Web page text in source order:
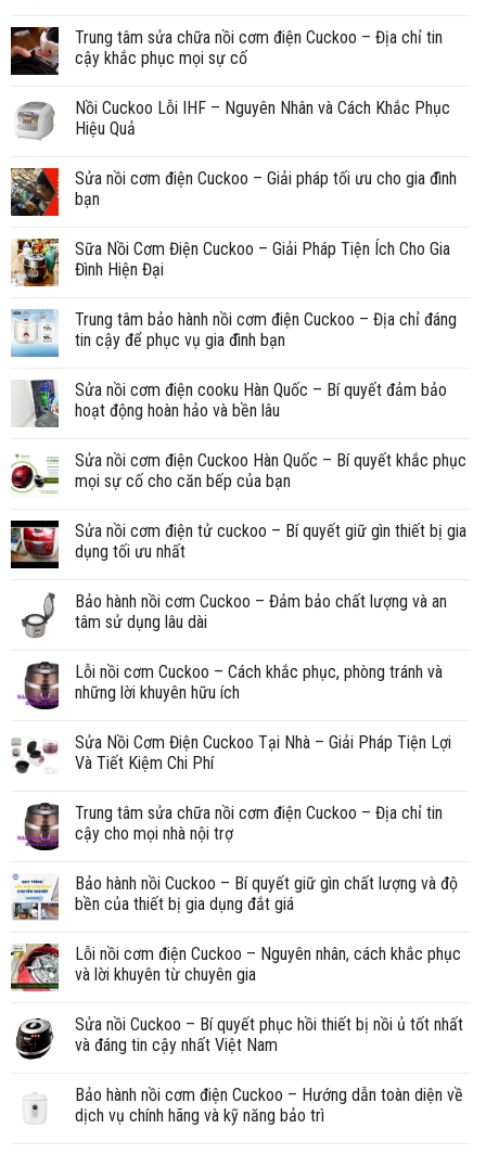
Trung tâm sửa chữa nồi cơm điện Cuckoo – Địa chỉ tin
cậy khắc phục mọi sự cố
Nồi Cuckoo Lỗi IHF – Nguyên Nhân và Cách Khắc Phục
Hiệu Quả
Sửa nồi cơm điện Cuckoo – Giải pháp tối ưu cho gia đình
bạn
Sữa Nồi Cơm Điện Cuckoo – Giải Pháp Tiện Ích Cho Gia
Đình Hiện Đại
Trung tâm bảo hành nồi cơm điện Cuckoo – Địa chỉ đáng
tin cậy để phục vụ gia đình bạn
Sửa nồi cơm điện cooku Hàn Quốc – Bí quyết đảm bảo
hoạt động hoàn hảo và bền lâu
Sửa nồi cơm điện Cuckoo Hàn Quốc – Bí quyết khắc phục
mọi sự cố cho căn bếp của bạn
Sửa nồi cơm điện tử cuckoo – Bí quyết giữ gìn thiết bị gia
dụng tối ưu nhất
Bảo hành nồi cơm Cuckoo – Đảm bảo chất lượng và an
tâm sử dụng lâu dài
Lỗi nồi cơm Cuckoo – Cách khắc phục, phòng tránh và
những lời khuyên hữu ích
Sửa Nồi Cơm Điện Cuckoo Tại Nhà – Giải Pháp Tiện Lợi
Và Tiết Kiệm Chi Phí
Trung tâm sửa chữa nồi cơm điện Cuckoo – Địa chỉ tin
cậy cho mọi nhà nội trợ
Bảo hành nồi Cuckoo – Bí quyết giữ gìn chất lượng và độ
bền của thiết bị gia dụng đắt giá
Lỗi nồi cơm điện Cuckoo – Nguyên nhân, cách khắc phục
và lời khuyên từ chuyên gia
Sửa nồi Cuckoo – Bí quyết phục hồi thiết bị nồi ủ tốt nhất
và đáng tin cậy nhất Việt Nam
Bảo hành nồi cơm điện Cuckoo – Hướng dẫn toàn diện về
dịch vụ chính hãng và kỹ năng bảo trì